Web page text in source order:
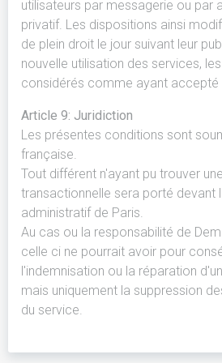
utilisateurs par messagerie ou par
privatif. Les dispositions ainsi
de plein droit le jour suivant leur
nouvelle utilisation des services,
considérés comme ayant
Article 9: Juridiction
Les présentes conditions sont
française.
Tout différent n'ayant pu trouver
transactionnelle sera porté devant
administratif de Paris.
Au cas ou la responsabilité de
celle ci ne pourrait avoir pour
l'indemnisation ou la réparation
mais uniquement la suppression
du service.